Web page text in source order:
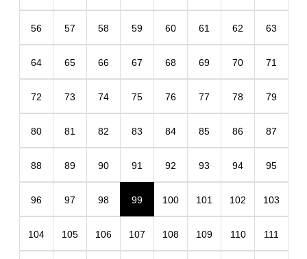
56 57 58 59 60 61 62 63
64 65 66 67 68 69 70 71
72 73 74 75 76 77 78 79
80 81 82 83 84 85 86 87
88 89 90 91 92 93 94 95
96 97 98 99 100 101 102 103
104 105 106 107 108 109 110 111